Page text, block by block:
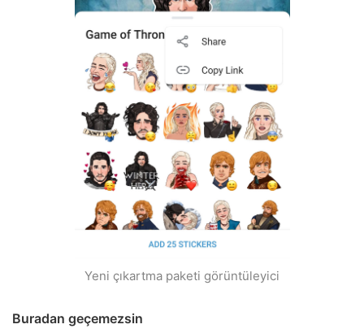
Yeni çıkartma paketi görüntüleyici
Buradan geçemezsin